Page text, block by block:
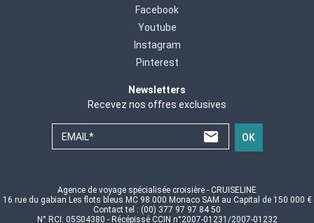
Facebook
Youtube
Instagram
Pinterest
Newsletters
Recevez nos offres exclusives
EMAIL* OK
Agence de voyage spécialisée croisière - CRUISELINE
16 rue du gabian Les flots bleus MC 98 000 Monaco SAM au Capital de 150 000 €
Contact tel : (00) 377 97 97 84 50
N° RCI: 05S04380 - Récépissé CCIN n°2007-01231/2007-01232